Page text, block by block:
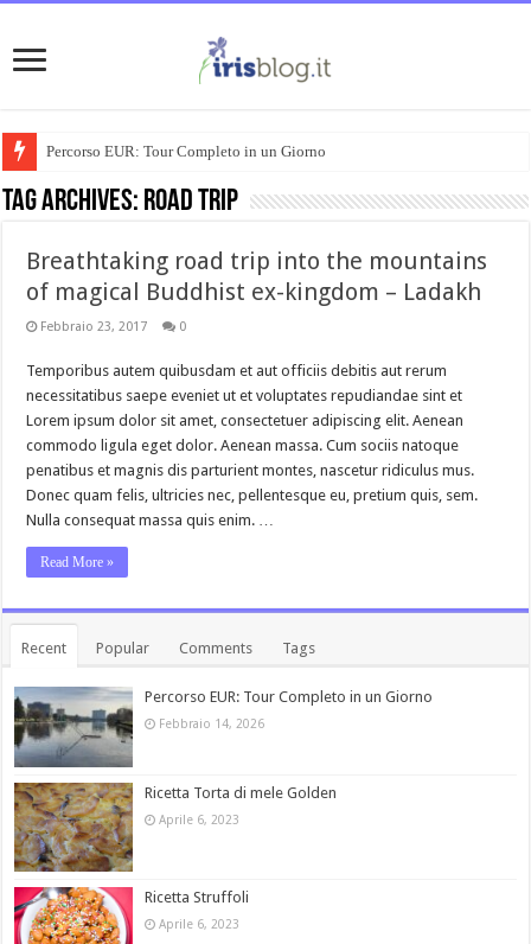
Percorso EUR: Tour Completo in un Giorno
Tag Archives: road trip
Breathtaking road trip into the mountains
of magical Buddhist ex-kingdom – Ladakh
Febbraio 23, 2017 0
Temporibus autem quibusdam et aut officiis debitis aut rerum
necessitatibus saepe eveniet ut et voluptates repudiandae sint et
Lorem ipsum dolor sit amet, consectetuer adipiscing elit. Aenean
commodo ligula eget dolor. Aenean massa. Cum sociis natoque
penatibus et magnis dis parturient montes, nascetur ridiculus mus.
Donec quam felis, ultricies nec, pellentesque eu, pretium quis, sem.
Nulla consequat massa quis enim. …
Read More »
Recent Popular Comments Tags
Percorso EUR: Tour Completo in un Giorno
Febbraio 14, 2026
Ricetta Torta di mele Golden
Aprile 6, 2023
Ricetta Struffoli
Aprile 6, 2023